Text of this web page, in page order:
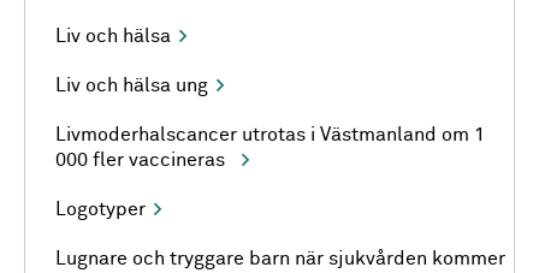
Liv och hälsa
Liv och hälsa ung
Livmoderhalscancer utrotas i Västmanland om 1
000 fler vaccineras
Logotyper
Lugnare och tryggare barn när sjukvården kommer